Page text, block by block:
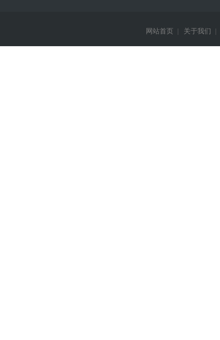
网站首页 关于我们